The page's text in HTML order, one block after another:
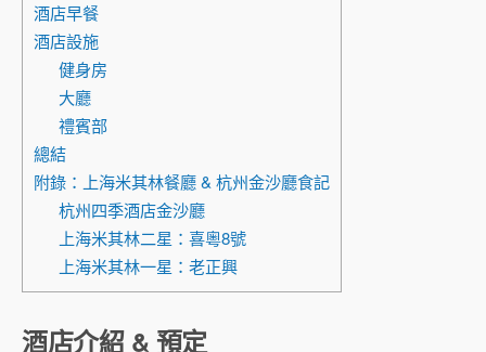
酒店早餐
酒店設施
健身房
大廳
禮賓部
總結
附錄：上海米其林餐廳 & 杭州金沙廳食記
杭州四季酒店金沙廳
上海米其林二星：喜粵8號
上海米其林一星：老正興
酒店介紹 & 預定